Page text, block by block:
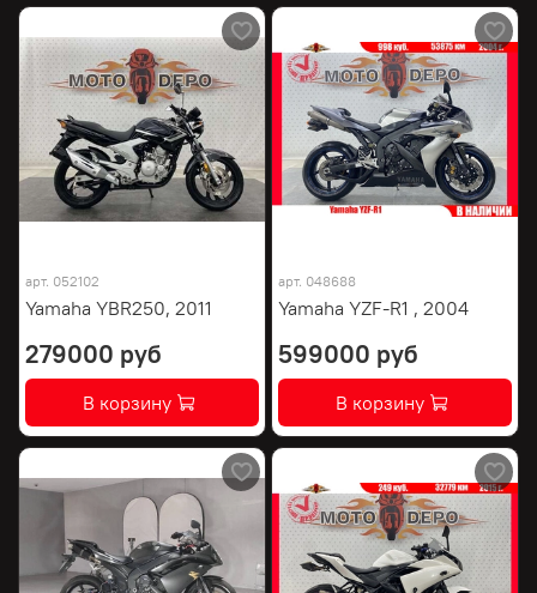
арт. 052102
Yamaha YBR250, 2011
279000 руб
В корзину
арт. 048688
Yamaha YZF-R1 , 2004
599000 руб
В корзину